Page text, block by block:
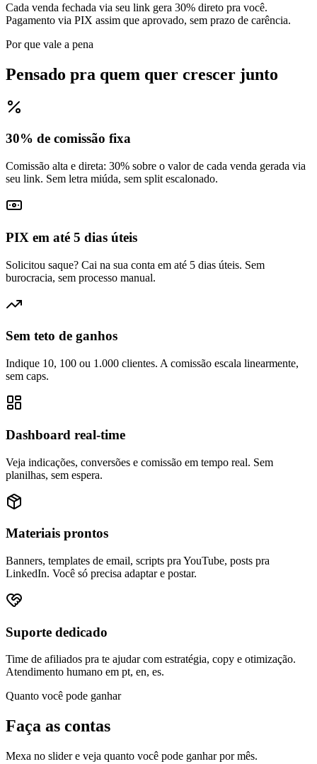
Cada venda fechada via seu link gera 30% direto pra você.
Pagamento via PIX assim que aprovado, sem prazo de carência.
Por que vale a pena
Pensado pra quem quer crescer junto
30% de comissão fixa
Comissão alta e direta: 30% sobre o valor de cada venda gerada via
seu link. Sem letra miúda, sem split escalonado.
PIX em até 5 dias úteis
Solicitou saque? Cai na sua conta em até 5 dias úteis. Sem
burocracia, sem processo manual.
Sem teto de ganhos
Indique 10, 100 ou 1.000 clientes. A comissão escala linearmente,
sem caps.
Dashboard real-time
Veja indicações, conversões e comissão em tempo real. Sem
planilhas, sem espera.
Materiais prontos
Banners, templates de email, scripts pra YouTube, posts pra
LinkedIn. Você só precisa adaptar e postar.
Suporte dedicado
Time de afiliados pra te ajudar com estratégia, copy e otimização.
Atendimento humano em pt, en, es.
Quanto você pode ganhar
Faça as contas
Mexa no slider e veja quanto você pode ganhar por mês.